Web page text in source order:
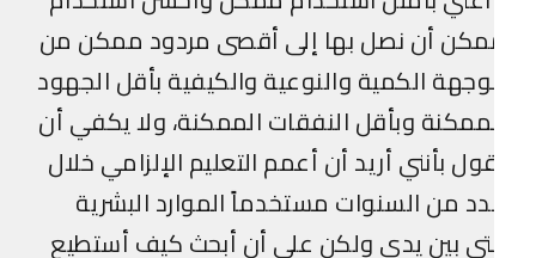
أن نصل بها إلى أقصى مردود ممكن من
الكمية والنوعية والكيفية بأقل الجهود
وبأقل النفقات الممكنة، ولا يكفي أن
بأنني أريد أن أعمم التعليم الإلزامي خلال
من السنوات مستخدماً الموارد البشرية
بين يدي ولكن علي أن أبحث كيف أستطيع